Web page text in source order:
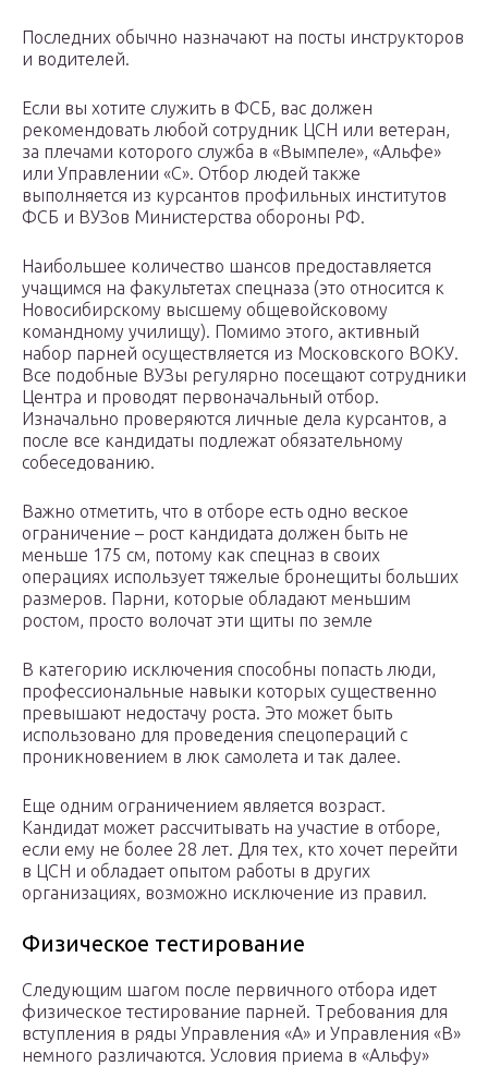
Последних обычно назначают на посты инструкторов
и водителей.
Если вы хотите служить в ФСБ, вас должен
рекомендовать любой сотрудник ЦСН или ветеран,
за плечами которого служба в «Вымпеле», «Альфе»
или Управлении «С». Отбор людей также
выполняется из курсантов профильных институтов
ФСБ и ВУЗов Министерства обороны РФ.
Наибольшее количество шансов предоставляется
учащимся на факультетах спецназа (это относится к
Новосибирскому высшему общевойсковому
командному училищу). Помимо этого, активный
набор парней осуществляется из Московского ВОКУ.
Все подобные ВУЗы регулярно посещают сотрудники
Центра и проводят первоначальный отбор.
Изначально проверяются личные дела курсантов, а
после все кандидаты подлежат обязательному
собеседованию.
Важно отметить, что в отборе есть одно веское
ограничение – рост кандидата должен быть не
меньше 175 см, потому как спецназ в своих
операциях использует тяжелые бронещиты больших
размеров. Парни, которые обладают меньшим
ростом, просто волочат эти щиты по земле
В категорию исключения способны попасть люди,
профессиональные навыки которых существенно
превышают недостачу роста. Это может быть
использовано для проведения спецопераций с
проникновением в люк самолета и так далее.
Еще одним ограничением является возраст.
Кандидат может рассчитывать на участие в отборе,
если ему не более 28 лет. Для тех, кто хочет перейти
в ЦСН и обладает опытом работы в других
организациях, возможно исключение из правил.
Физическое тестирование
Следующим шагом после первичного отбора идет
физическое тестирование парней. Требования для
вступления в ряды Управления «А» и Управления «В»
немного различаются. Условия приема в «Альфу»